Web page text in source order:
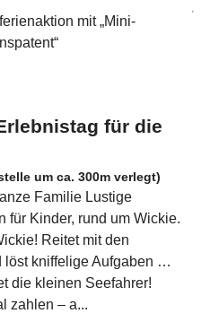
für die
um ca. 300m verlegt)
Familie Lustige
für Kinder, rund um Wickie.
Reitet mit den
löst kniffelige Aufgaben …
die kleinen Seefahrer!
zahlen – a...